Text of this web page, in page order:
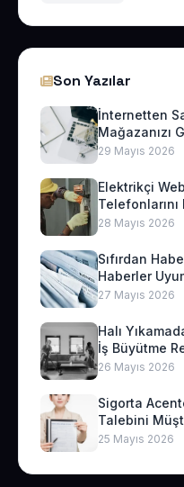
Son Yazılar
İnternetten
Mağazanızı
29 Mayıs 2026
Elektrikçi
28 Mayıs 2026
Sıfırdan
Haberler
27 Mayıs 2026
Halı
İş Büyütme
26 Mayıs 2026
Sigorta
Talebini
25 Mayıs 2026